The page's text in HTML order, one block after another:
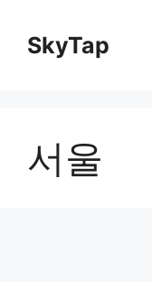
contentSkyTap
서울